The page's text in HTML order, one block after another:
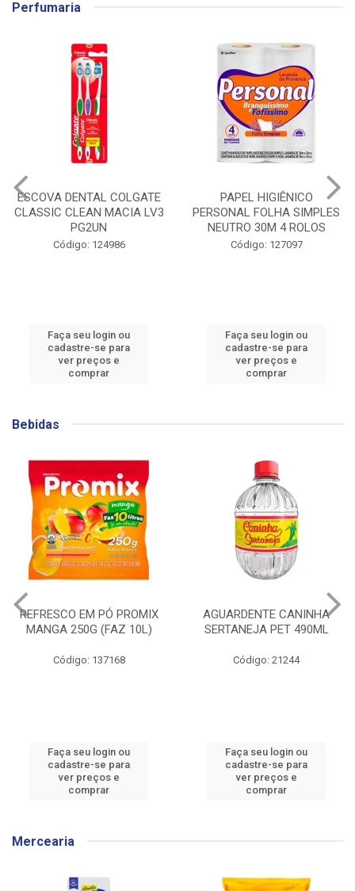
Perfumaria
PAPEL HIGIÊNICO
PERSONAL FOLHA SIMPLES
NEUTRO 30M 4 ROLOS
Código: 127097
Faça seu login ou
cadastre-se para
ver preços e
comprar
DESODORANTE AEROSSOL
ABOVE CANDY 90G/150ML
Código: 136640
Faça seu login ou
cadastre-se para
ver preços e
comprar
Bebidas
REFRESCO EM PÓ PROMIX
MANGA 250G (FAZ 10L)
Código: 137168
Faça seu login ou
cadastre-se para
ver preços e
comprar
AGUARDENTE CANINHA
SERTANEJA PET 490ML
Código: 21244
Faça seu login ou
cadastre-se para
ver preços e
comprar
Mercearia